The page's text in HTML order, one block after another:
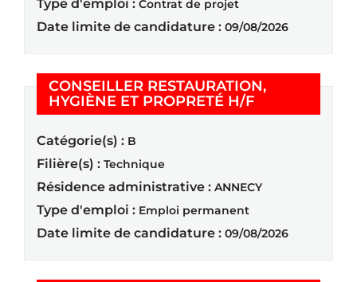
Type d'emploi : Contrat de projet
Date limite de candidature : 09/08/2026
CONSEILLER RESTAURATION,
HYGIÈNE ET PROPRETÉ H/F(Nouvelle
Catégorie(s) : B
Filière(s) : Technique
Résidence administrative : ANNECY
Type d'emploi : Emploi permanent
Date limite de candidature : 09/08/2026